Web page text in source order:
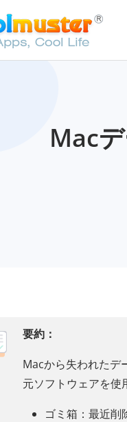
Mac
要約：
Macから失われたデ
元ソフトウェアを使
ゴミ箱：最近削